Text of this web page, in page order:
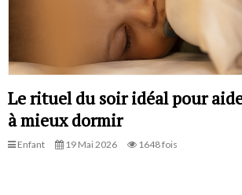
Le rituel du soir idéal pour
à mieux dormir
Enfant 19 Mai 2026 1648 fois